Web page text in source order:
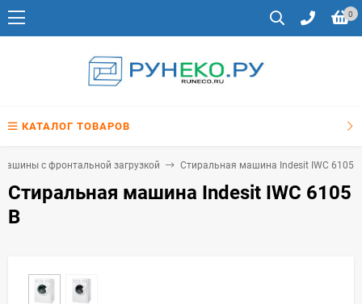
0
КАТАЛОГ ТОВАРОВ
с фронтальной загрузкой Стиральная машина Indesit IWC 6105 B
Стиральная машина Indesit IWC 6105
B